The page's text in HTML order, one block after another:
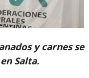
y carnes se
Salta.